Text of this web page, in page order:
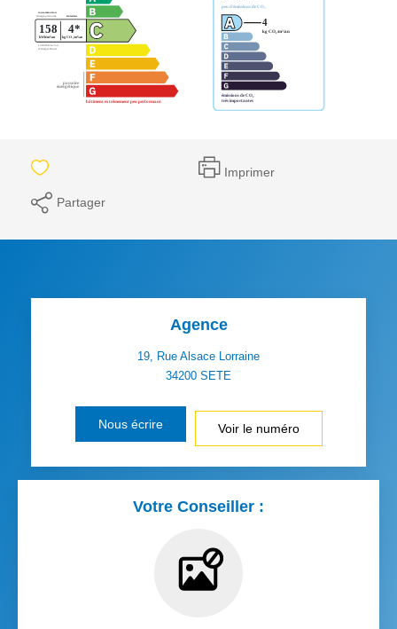
Imprimer
Partager
Agence
19, Rue Alsace Lorraine
34200 SETE
Nous écrire Voir le numéro
Votre Conseiller :